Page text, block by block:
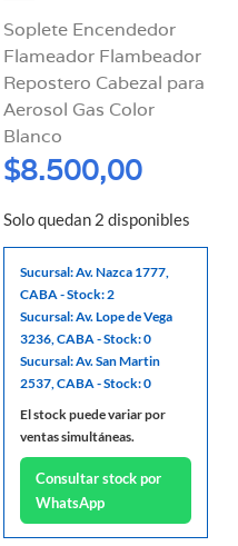
Soplete Encendedor
Flameador Flambeador
Repostero Cabezal para
Aerosol Gas Color
Blanco
$8.500,00
Solo quedan 2 disponibles
Sucursal: Av. Nazca 1777,
CABA - Stock: 2
Sucursal: Av. Lope de Vega
3236, CABA - Stock: 0
Sucursal: Av. San Martin
2537, CABA - Stock: 0
El stock puede variar por
ventas simultáneas.
Consultar stock por
WhatsApp